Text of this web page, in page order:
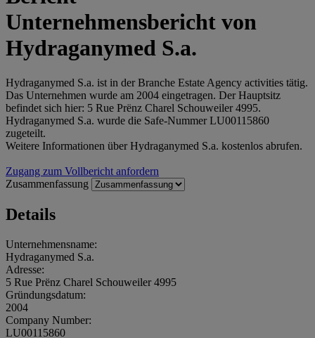
Unternehmensbericht von
Hydraganymed S.a.
Hydraganymed S.a. ist in der Branche Estate Agency activities tätig.
Das Unternehmen wurde am 2004 eingetragen. Der Hauptsitz
befindet sich hier: 5 Rue Prënz Charel Schouweiler 4995.
Hydraganymed S.a. wurde die Safe-Nummer LU00115860
zugeteilt.
Weitere Informationen über Hydraganymed S.a. kostenlos abrufen.
Zugang zum Vollbericht anfordern
Zusammenfassung
Details
Unternehmensname:
Hydraganymed S.a.
Adresse:
5 Rue Prënz Charel Schouweiler 4995
Gründungsdatum:
2004
Company Number:
LU00115860